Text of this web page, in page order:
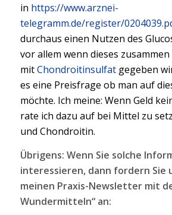
in https://www.arznei-
telegramm.de/register/
durchaus einen Nutzen des
vor allem wenn dieses zusammen
mitChondroitinsulfatgegeben
es eine Preisfrage ob man auf
möchte. Ich meine: Wenn Geld
rate ich dazu auf bei Mittel zu
und Chondroitin.
Übrigens: Wenn Sie solche
interessieren, dann fordern Sie
meinen Praxis-Newsletter mit
Wundermitteln“ an: